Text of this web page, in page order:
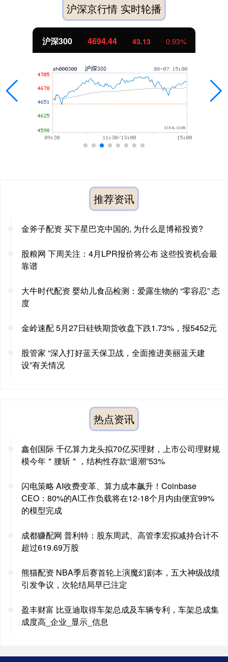
沪深京行情 实时轮播
沪深300 4694.44 43.13 0.93%
推荐资讯
金斧子配资 买下星巴克中国的, 为什么是博裕投资?
股粮网 下周关注：4月LPR报价将公布 这些投资机会最
靠谱
大牛时代配资 婴幼儿食品检测：爱露生物的 “零容忍” 态
度
金岭速配 5月27日硅铁期货收盘下跌1.73%，报5452元
股管家 “深入打好蓝天保卫战，全面推进美丽蓝天建
设”有关情况
热点资讯
鑫创国际 千亿算力龙头拟70亿买理财，上市公司理财规
模今年＂腰斩＂，结构性存款“退潮”53%
闪电策略 AI收费变革、算力成本飙升！Coinbase
CEO：80%的AI工作负载将在12-18个月内由便宜99%
的模型完成
成都赚配网 普利特：股东周武、高管李宏拟减持合计不
超过619.69万股
熊猫配资 NBA季后赛首轮上演魔幻剧本，五大神级战绩
引发争议，次轮结局早已注定
盈丰财富 比亚迪取得车架总成及车辆专利，车架总成集
成度高_企业_显示_信息